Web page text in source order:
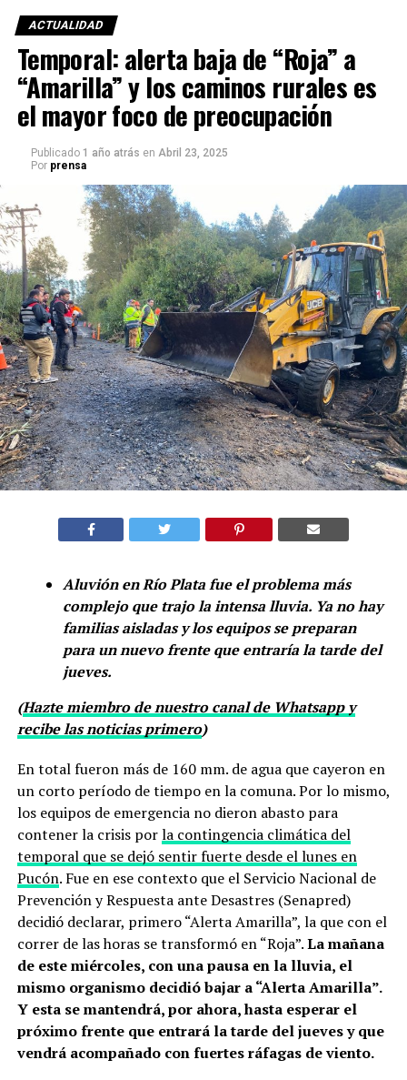
ACTUALIDAD
Temporal: alerta baja de “Roja” a
“Amarilla” y los caminos rurales es
el mayor foco de preocupación
Publicado 1 año atrás en Abril 23, 2025
Por prensa
Aluvión en Río Plata fue el problema más
complejo que trajo la intensa lluvia. Ya no hay
familias aisladas y los equipos se preparan
para un nuevo frente que entraría la tarde del
jueves.
(Hazte miembro de nuestro canal de Whatsapp y
recibe las noticias primero)
En total fueron más de 160 mm. de agua que cayeron en
un corto período de tiempo en la comuna. Por lo mismo,
los equipos de emergencia no dieron abasto para
contener la crisis porla contingencia climática del
temporal que se dejó sentir fuerte desde el lunes en
Pucón. Fue en ese contexto que el Servicio Nacional de
Prevención y Respuesta ante Desastres (Senapred)
decidió declarar, primero “Alerta Amarilla”, la que con el
correr de las horas se transformó en “Roja”.La mañana
de este miércoles, con una pausa en la lluvia, el
mismo organismo decidió bajar a “Alerta Amarilla”.
Y esta se mantendrá, por ahora, hasta esperar el
próximo frente que entrará la tarde del jueves y que
vendrá acompañado con fuertes ráfagas de viento.